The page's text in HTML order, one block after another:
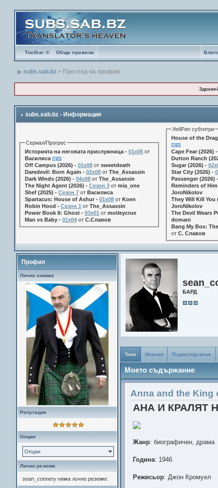
Toolbar ® Общи правила
subs.sab.bz > Преглед на профил
subs.sab.bz - Информация
Сериал/Прогрес
Историята на неговата прислужница - 01х05от
Василиса
Off Campus (2026) - 01x08от sweetdeath
Daredevil: Born Again - 02x08от The_Assassin
Dark Winds (2026) - 04x08от The_Assassin
The Night Agent (2026) - Сезон 3от mia_one
Shef (2025) - Сезон 7от Василиса
Spartacus: House of Ashur - 01x08от Koen
Robin Hood - Сезон 1 от The_Assassin
Power Book II: Ghost - 03x01 от motleycrue
Man vs Baby - 01x04от С.Славов
УебРип субтитри
House of the
Cape Fear (2026)
Dutton Ranch
Sugar (2026) -
Star City (2026) -
Passenger (2026)
Reminders of
JoroNikolov
They Will Kill You
JoroNikolov
The Devil Wears
domani
Bang My Box:
от С. Славов
Профил
Лична снимка
Репутация
Опции
Опции
Лично резюме
sean_connery няма лично резюме.
БАРД
Теми Мнения Подпис/signature
Моето съдържание
Anna and the King
АНА И КРАЛЯТ
Жанр: биографичен, драма
Година: 1946
Режисьор: Джон Кромуел